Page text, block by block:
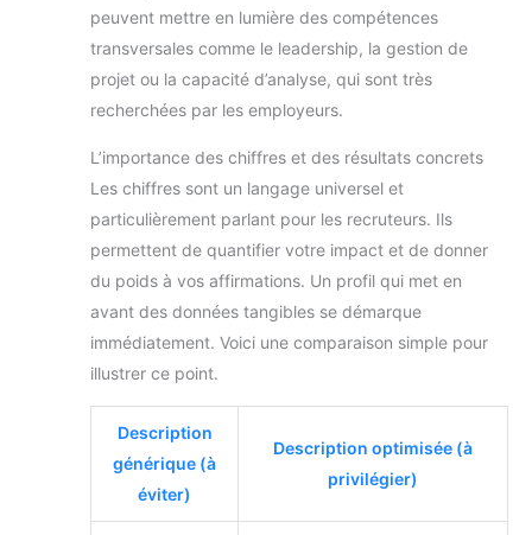
vestes de costume pour
hommes costumes secs
pour hommes costume de
pirate pour adultes
costume décontractées
veste décontractée noire
pour hommes demi-veste
pour hommes veste de
smart casual pour
peuvent mettre en lumière des compétences
transversales comme le leadership, la gestion de
projet ou la capacité d’analyse, qui sont très
recherchées par les employeurs.
L’importance des chiffres et des résultats concrets
Les chiffres sont un langage universel et
particulièrement parlant pour les recruteurs. Ils
permettent de quantifier votre impact et de donner
du poids à vos affirmations. Un profil qui met en
avant des données tangibles se démarque
immédiatement. Voici une comparaison simple pour
illustrer ce point.
Description
générique (à
éviter)
Description optimisée (à
privilégier)